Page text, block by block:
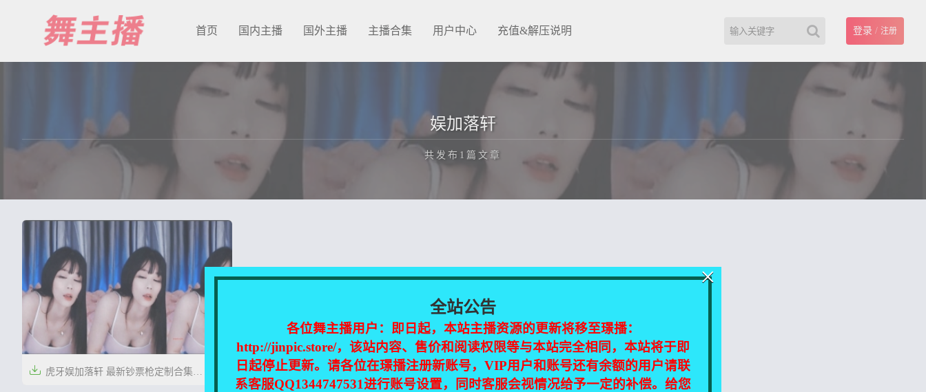
首页 国内主播 国外主播 主播合集 用户中心 充值&解压说明 登录 / 注册
国外主播
会员登陆
娱加落轩
共发布1篇文章
 虎牙娱加落轩 最新钞票枪定制合集
全站公告
各位舞主播用户：即日起，本站主播资源的更新将移至璟播：
http://jinpic.store/，该站内容、售价和阅读权限等与本站完全相同，本站将于即
日起停止更新。请各位在璟播注册新账号，VIP用户和账号还有余额的用户请联
系客服QQ1344747531进行账号设置，同时客服会视情况给予一定的补偿。给您
×